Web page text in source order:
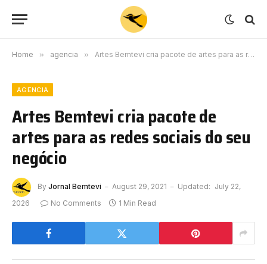
Home » agencia » Artes Bemtevi cria pacote de artes para as redes sociais do seu negócio
AGENCIA
Artes Bemtevi cria pacote de
artes para as redes sociais do seu
negócio
By Jornal Bemtevi August 29, 2021 Updated: July 22,
2026
No Comments 1 Min Read